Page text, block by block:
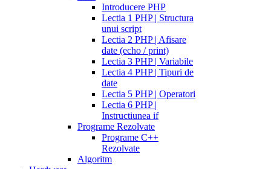
Introducere PHP
Lectia 1 PHP | Structura
unui script
Lectia 2 PHP | Afisare
date (echo / print)
Lectia 3 PHP | Variabile
Lectia 4 PHP | Tipuri de
date
Lectia 5 PHP | Operatori
Lectia 6 PHP |
Instructiunea if
Programe Rezolvate
Programe C++
Rezolvate
Algoritm